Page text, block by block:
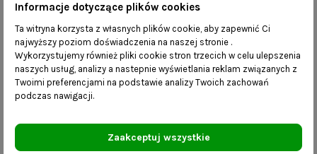
długość – 40/50/60/70/80/90/100/110/120 cm
szerokość – 30/35/40 cm
wysokość stelaża – 40 cm
profil konstrukcji – 15 mm x 15 mm
grubość siedziska – 6 cm
Informacje dotyczące plików cookies
Ta witryna korzysta z własnych plików cookie, aby zapewnić Ci
najwyższy poziom doświadczenia na naszej stronie .
Wykorzystujemy również pliki cookie stron trzecich w celu ulepszenia
naszych usług, analizy a nastepnie wyświetlania reklam związanych z
Twoimi preferencjami na podstawie analizy Twoich zachowań
podczas nawigacji.
Zaakceptuj wszystkie